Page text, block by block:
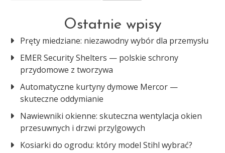
Ostatnie wpisy
Pręty miedziane: niezawodny wybór dla przemysłu
EMER Security Shelters — polskie schrony
przydomowe z tworzywa
Automatyczne kurtyny dymowe Mercor —
skuteczne oddymianie
Nawiewniki okienne: skuteczna wentylacja okien
przesuwnych i drzwi przylgowych
Kosiarki do ogrodu: który model Stihl wybrać?